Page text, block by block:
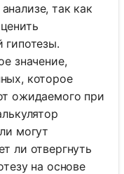
так как
гипотезы.
значение,
которое
ожидаемого при
могут
ли отвергнуть
на основе